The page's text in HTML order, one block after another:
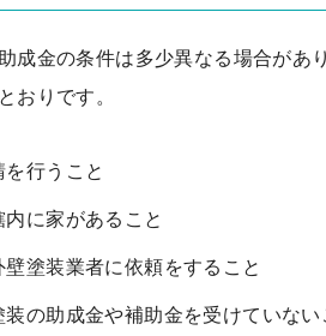
成金の条件は多少異なる場合があ
おりです。
行うこと
内に家があること
壁塗装業者に依頼をすること
の助成金や補助金を受けていない